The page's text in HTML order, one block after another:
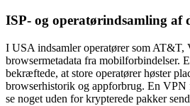
ISP- og operatørindsamling af
I USA indsamler operatører som AT&T,
browsermetadata fra mobilforbindelser.
bekræftede, at store operatører høster
browserhistorik og appforbrug. En VPN
se noget uden for krypterede pakker